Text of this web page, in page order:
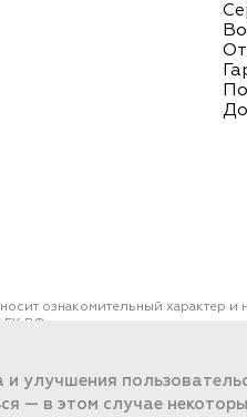
ознакомительный характер
ГК РФ.
улучшения
— в этом случае